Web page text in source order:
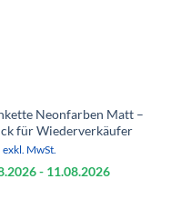
Neonfarben Matt –
für Wiederverkäufer
exkl. MwSt.
2026- 11.08.2026